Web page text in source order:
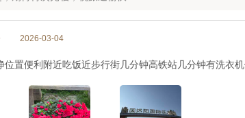
2026-03-04
位置便利附近吃饭近步行街几分钟高铁站几分钟有洗衣